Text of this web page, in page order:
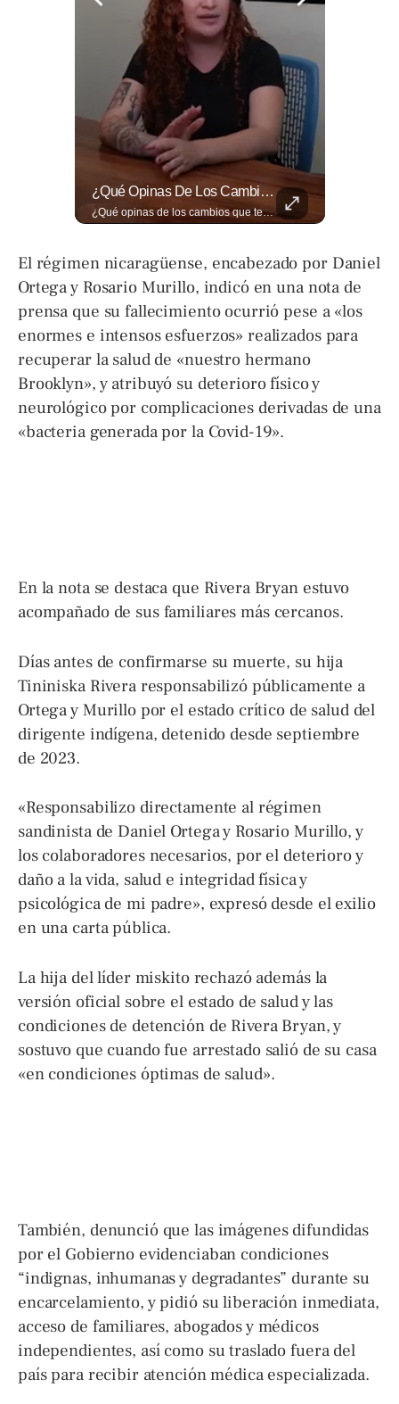
¿Qué Opinas De Los Cambios Que Tendrá Este Proyecto?
¿Qué opinas de los cambios que tendrá este proyecto? Jardines verticales, ciclovía y accesos inclusivos destacan entre las novedades del viaducto Los Chorros. Lee más 👉 eldiariodehoy.com
El régimen nicaragüense, encabezado por Daniel
Ortega y Rosario Murillo, indicó en una nota de
prensa que su fallecimiento ocurrió pese a «los
enormes e intensos esfuerzos» realizados para
recuperar la salud de «nuestro hermano
Brooklyn», y atribuyó su deterioro físico y
neurológico por complicaciones derivadas de una
«bacteria generada por la Covid-19».
En la nota se destaca que Rivera Bryan estuvo
acompañado de sus familiares más cercanos.
Días antes de confirmarse su muerte, su hija
Tininiska Rivera responsabilizó públicamente a
Ortega y Murillo por el estado crítico de salud del
dirigente indígena, detenido desde septiembre
de 2023.
«Responsabilizo directamente al régimen
sandinista de Daniel Ortega y Rosario Murillo, y
los colaboradores necesarios, por el deterioro y
daño a la vida, salud e integridad física y
psicológica de mi padre», expresó desde el exilio
en una carta pública.
La hija del líder miskito rechazó además la
versión oficial sobre el estado de salud y las
condiciones de detención de Rivera Bryan, y
sostuvo que cuando fue arrestado salió de su casa
«en condiciones óptimas de salud».
También, denunció que las imágenes difundidas
por el Gobierno evidenciaban condiciones
“indignas, inhumanas y degradantes” durante su
encarcelamiento, y pidió su liberación inmediata,
acceso de familiares, abogados y médicos
independientes, así como su traslado fuera del
país para recibir atención médica especializada.